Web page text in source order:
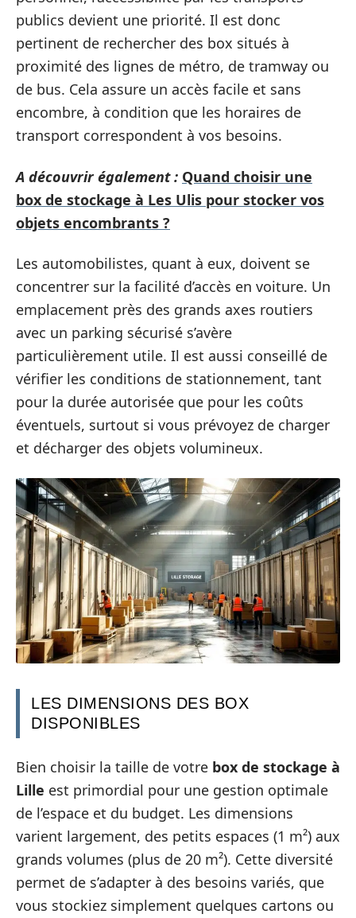
publics devient une priorité. Il est donc
pertinent de rechercher des box situés à
proximité des lignes de métro, de tramway ou
de bus. Cela assure un accès facile et sans
encombre, à condition que les horaires de
transport correspondent à vos besoins.
A découvrir également : Quand choisir une
box de stockage à Les Ulis pour stocker vos
objets encombrants ?
Les automobilistes, quant à eux, doivent se
concentrer sur la facilité d’accès en voiture. Un
emplacement près des grands axes routiers
avec un parking sécurisé s’avère
particulièrement utile. Il est aussi conseillé de
vérifier les conditions de stationnement, tant
pour la durée autorisée que pour les coûts
éventuels, surtout si vous prévoyez de charger
et décharger des objets volumineux.
LES DIMENSIONS DES BOX
DISPONIBLES
Bien choisir la taille de votre box de stockage à
Lille est primordial pour une gestion optimale
de l’espace et du budget. Les dimensions
varient largement, des petits espaces (1 m²) aux
grands volumes (plus de 20 m²). Cette diversité
permet de s’adapter à des besoins variés, que
vous stockiez simplement quelques cartons ou